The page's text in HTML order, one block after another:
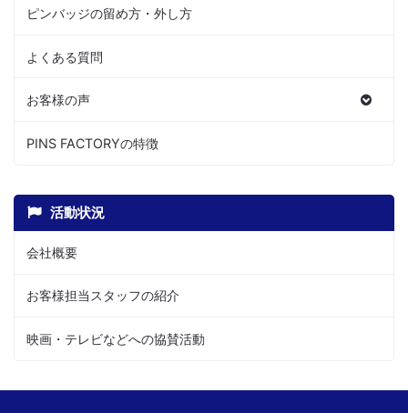
ピンバッジの留め方・外し方
よくある質問
お客様の声
PINS FACTORYの特徴
活動状況
会社概要
お客様担当スタッフの紹介
映画・テレビなどへの協賛活動